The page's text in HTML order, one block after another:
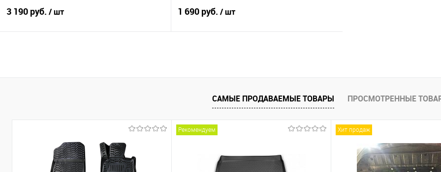
3 190 руб. / шт
Купить в 1 клик
Сравнение
1 690 руб. / шт
Купить в 1 клик
Сравнение
В избранное
Под заказ
САМЫЕ ПРОДАВАЕМЫЕ ТОВАРЫ ПРОСМОТРЕННЫЕ
Рекомендуем Хит продаж